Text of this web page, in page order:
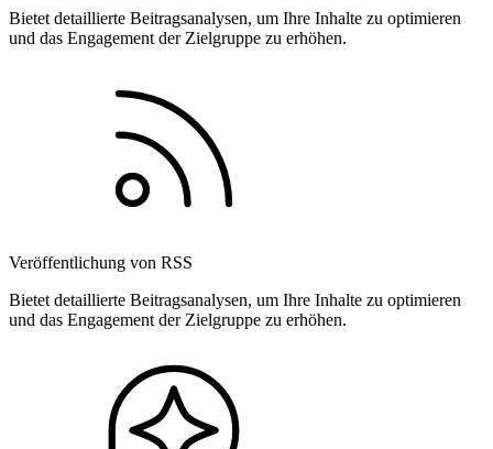
Bietet detaillierte Beitragsanalysen, um Ihre Inhalte zu optimieren
und das Engagement der Zielgruppe zu erhöhen.
Veröffentlichung von RSS
Bietet detaillierte Beitragsanalysen, um Ihre Inhalte zu optimieren
und das Engagement der Zielgruppe zu erhöhen.